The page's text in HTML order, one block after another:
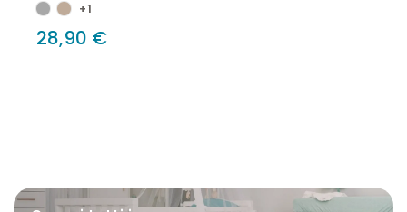
+1
28,90 €